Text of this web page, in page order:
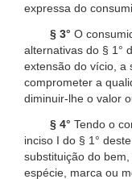
expressa do
§ 3° O
alternativas do § 1°
extensão do vício, a
comprometer a
diminuir-lhe o valor
§ 4° Tendo o
inciso I do § 1°
substituição do
espécie, marca ou